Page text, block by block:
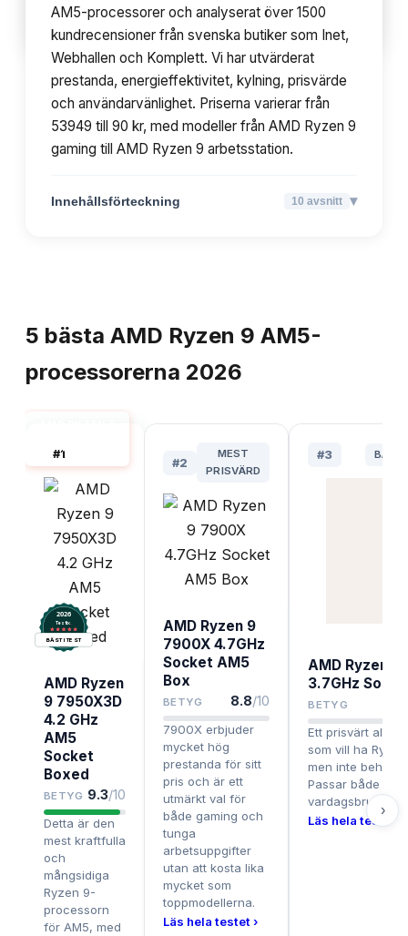
Innehållsförteckning 10avsnitt
AM5-processorer och analyserat över 1500
kundrecensioner från svenska butiker som Inet,
Webhallen och Komplett. Vi har utvärderat
prestanda, energieffektivitet, kylning, prisvärde
och användarvänlighet. Priserna varierar från
53949 till 90 kr, med modeller från AMD Ryzen 9
gaming till AMD Ryzen 9 arbetsstation.
Innehållsförteckning 10 avsnitt ▾
5 bästa AMD Ryzen 9 AM5-
processorerna 2026
TEST
#1
2026
Testix.
BÄST I TEST
AMD Ryzen
9 7950X3D
4.2 GHz
AM5
Socket
Boxed
BETYG 9.3/10
Detta är den
mest kraftfulla
och
mångsidiga
Ryzen 9-
processorn
för AM5, med
#2
MEST
PRISVÄRD
AMD Ryzen 9
7900X 4.7GHz
Socket AM5
Box
BETYG 8.8/10
7900X erbjuder
mycket hög
prestanda för sitt
pris och är ett
utmärkt val för
både gaming och
tunga
arbetsuppgifter
utan att kosta lika
mycket som
toppmodellerna.
Läs hela testet ›
#3
AMD Ryzen 9
3.7GHz
BETYG
Ett prisvärt
som vill ha
men inte
Passar både
vardagsbruk.
Läs hela testet ›
›